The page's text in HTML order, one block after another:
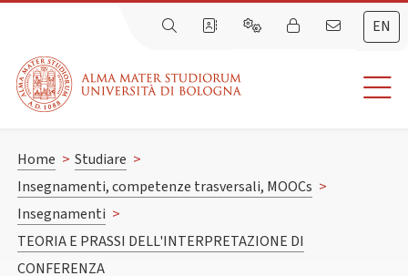
EN
Home > Studiare >
Insegnamenti, competenze trasversali, MOOCs >
Insegnamenti >
TEORIA E PRASSI DELL'INTERPRETAZIONE DI
CONFERENZA